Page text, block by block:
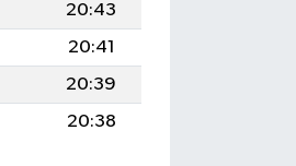
20:43
20:41
20:39
20:38